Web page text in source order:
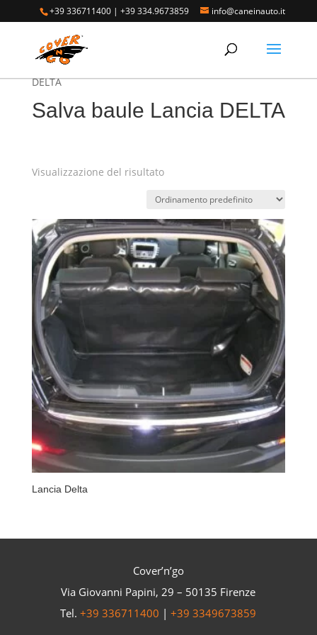
+39 336711400 |+39 334.9673859 info@caneinauto.it
Home/SALVA BAULE - Vasca Telo Copribaule
Auto/SALVA BAULE LANCIA
DELTA
Salva baule Lancia DELTA
Visualizzazione del risultato
Lancia Delta
Cover’n’go
Via Giovanni Papini, 29 – 50135 Firenze
Tel.+39 336711400 |+39 3349673859